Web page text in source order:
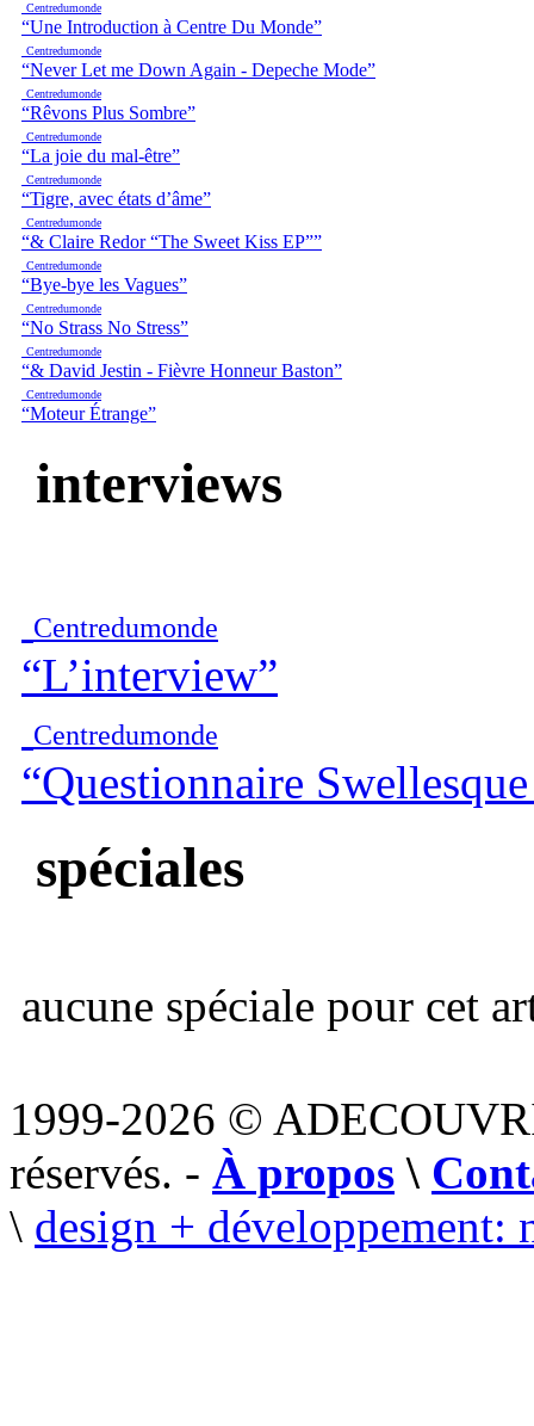
Centredumonde
“Une Introduction à Centre Du Monde”
Centredumonde
“Never Let me Down Again - Depeche Mode”
Centredumonde
“Rêvons Plus Sombre”
Centredumonde
“La joie du mal-être”
Centredumonde
“Tigre, avec états d’âme”
Centredumonde
“& Claire Redor “The Sweet Kiss EP””
Centredumonde
“Bye-bye les Vagues”
Centredumonde
“No Strass No Stress”
Centredumonde
“& David Jestin - Fi​è​vre Honneur Baston”
Centredumonde
“Moteur Étrange”
interviews
Centredumonde
“L’interview”
Centredumonde
“Questionnaire
spéciales
aucune spéciale pour cet
1999-2026 ©
réservés. - À propos \
\ design + développement: